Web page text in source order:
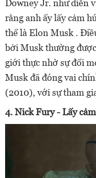
Downey Jr. như diễn
rằng anh ấy lấy cảm
thể là Elon Musk .
bởi Musk thường
giới thực nhờ sự đổi
Musk đã đóng vai
(2010), với sự tham
4. Nick Fury - Lấy